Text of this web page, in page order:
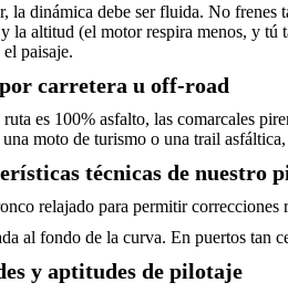
la dinámica debe ser fluida. No
la altitud (el motor respira menos, y
paisaje.
carretera u off-road
es 100% asfalto, las comarcales
moto de turismo o una trail
técnicas de nuestro
relajado para permitir correcciones
al fondo de la curva. En puertos tan
y aptitudes de pilotaje